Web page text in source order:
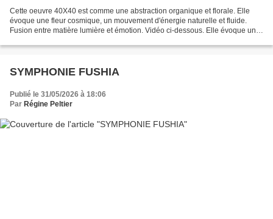
Cette oeuvre 40X40 est comme une abstraction organique et florale. Elle
évoque une fleur cosmique, un mouvement d'énergie naturelle et fluide.
Fusion entre matière lumière et émotion. Vidéo ci-dessous. Elle évoque une
SYMPHONIE FUSHIA
Publié le 31/05/2026 à 18:06
Par Régine Peltier